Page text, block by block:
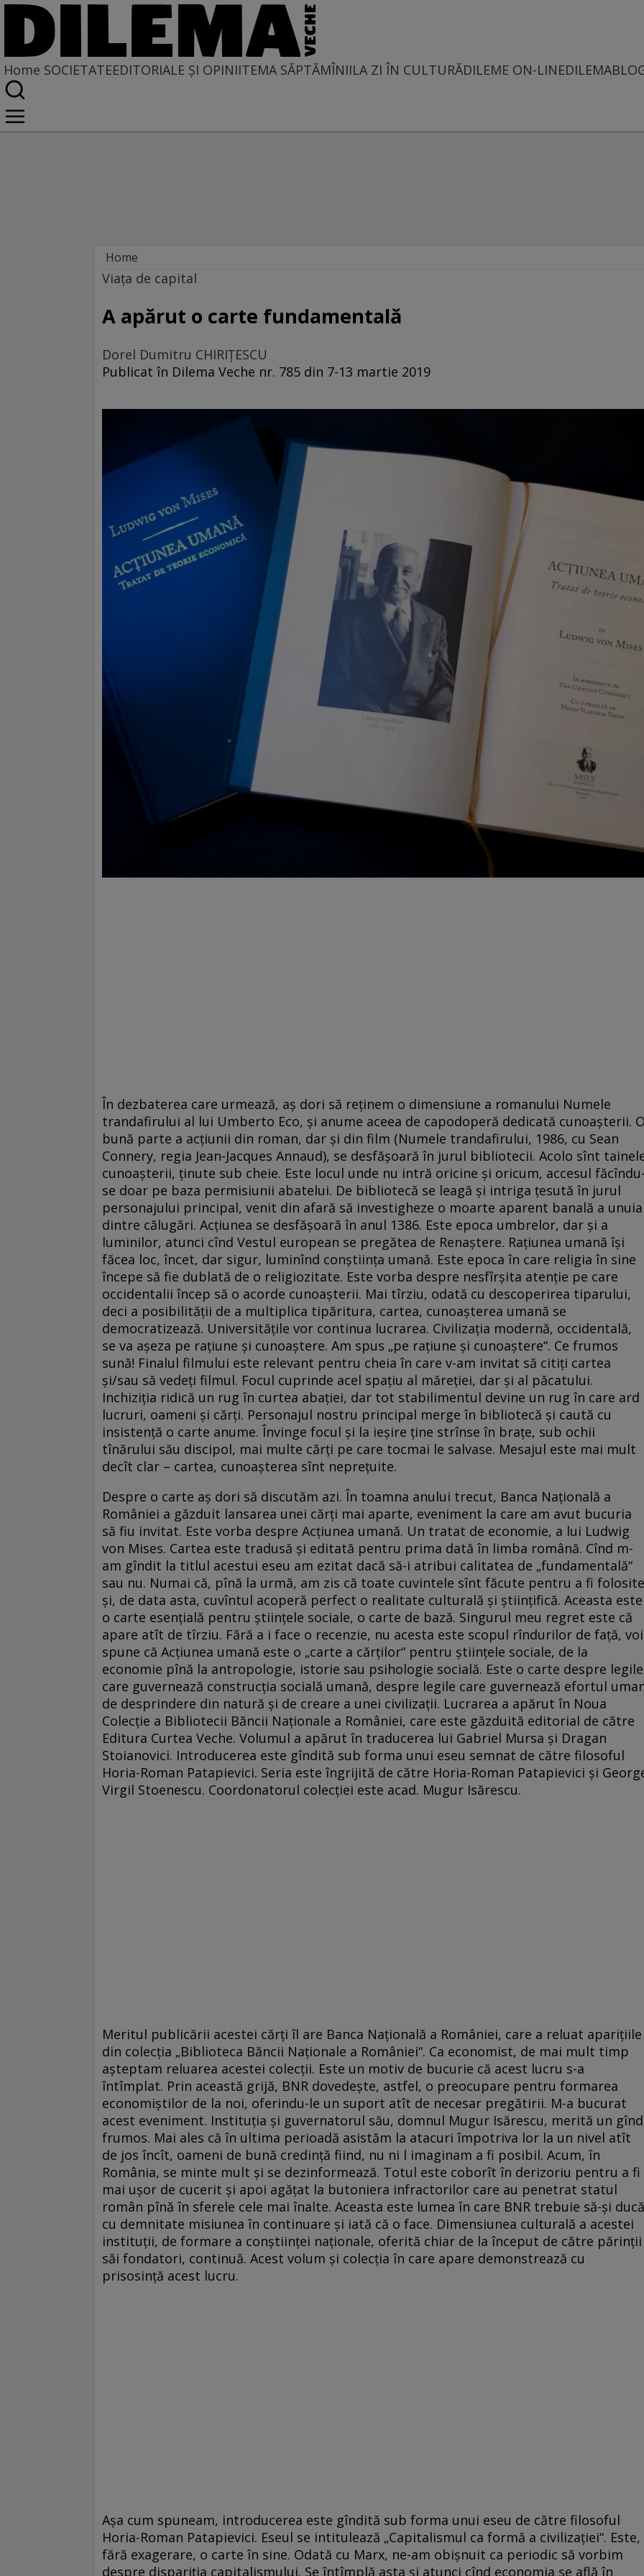
Home SOCIETATEEDITORIALE ȘI OPINIITEMA SĂPTĂMÎNIILA ZI ÎN CULTURĂDILEME ON-LINE
Home
Societate
Viaţa de capital
A apărut o carte fundamentală
Dorel Dumitru CHIRIŢESCU
Publicat în Dilema Veche nr. 785 din 7-13 martie 2019
În dezbaterea care urmează, aș dori să reținem o dimensiune a romanului Numele
trandafirului al lui Umberto Eco, și anume aceea de capodoperă dedicată cunoașterii.
bună parte a acțiunii din roman, dar și din film (Numele trandafirului, 1986, cu Sean
Connery, regia Jean-Jacques Annaud), se desfășoară în jurul bibliotecii. Acolo sînt
cunoașterii, ținute sub cheie. Este locul unde nu intră oricine și oricum, accesul
se doar pe baza permisiunii abatelui. De bibliotecă se leagă și intriga țesută în jurul
personajului principal, venit din afară să investigheze o moarte aparent banală a unuia
dintre călugări. Acțiunea se desfășoară în anul 1386. Este epoca umbrelor, dar și a
luminilor, atunci cînd Vestul european se pregătea de Renaștere. Rațiunea umană își
făcea loc, încet, dar sigur, luminînd conștiința umană. Este epoca în care religia în sine
începe să fie dublată de o religiozitate. Este vorba despre nesfîrșita atenție pe care
occidentalii încep să o acorde cunoașterii. Mai tîrziu, odată cu descoperirea tiparului,
deci a posibilității de a multiplica tipăritura, cartea, cunoașterea umană se
democratizează. Universitățile vor continua lucrarea. Civilizația modernă, occidentală,
se va așeza pe rațiune și cunoaștere. Am spus „pe rațiune și cunoaștere“. Ce frumos
sună! Finalul filmului este relevant pentru cheia în care v-am invitat să citiți cartea
și/sau să vedeți filmul. Focul cuprinde acel spațiu al măreției, dar și al păcatului.
Inchiziția ridică un rug în curtea abației, dar tot stabilimentul devine un rug în care ard
lucruri, oameni și cărți. Personajul nostru principal merge în bibliotecă și caută cu
insistență o carte anume. Învinge focul și la ieșire ține strînse în brațe, sub ochii
tînărului său discipol, mai multe cărți pe care tocmai le salvase. Mesajul este mai mult
decît clar – cartea, cunoașterea sînt neprețuite.
Despre o carte aș dori să discutăm azi. În toamna anului trecut, Banca Națională a
României a găzduit lansarea unei cărți mai aparte, eveniment la care am avut bucuria
să fiu invitat. Este vorba despre Acțiunea umană. Un tratat de economie, a lui Ludwig
von Mises. Cartea este tradusă și editată pentru prima dată în limba română. Cînd m-
am gîndit la titlul acestui eseu am ezitat dacă să-i atribui calitatea de „fundamentală“
sau nu. Numai că, pînă la urmă, am zis că toate cuvintele sînt făcute pentru a fi folosite
și, de data asta, cuvîntul acoperă perfect o realitate culturală și științifică. Aceasta este
o carte esențială pentru științele sociale, o carte de bază. Singurul meu regret este că
apare atît de tîrziu. Fără a i face o recenzie, nu acesta este scopul rîndurilor de față, voi
spune că Acțiunea umană este o „carte a cărților“ pentru științele sociale, de la
economie pînă la antropologie, istorie sau psihologie socială. Este o carte despre legile
care guvernează construcția socială umană, despre legile care guvernează efortul
de desprindere din natură și de creare a unei civilizații. Lucrarea a apărut în Noua
Colecție a Bibliotecii Băncii Naționale a României, care este găzduită editorial de către
Editura Curtea Veche. Volumul a apărut în traducerea lui Gabriel Mursa și Dragan
Stoianovici. Introducerea este gîndită sub forma unui eseu semnat de către filosoful
Horia-Roman Patapievici. Seria este îngrijită de către Horia-Roman Patapievici și
Virgil Stoenescu. Coordonatorul colecției este acad. Mugur Isărescu.
Meritul publicării acestei cărți îl are Banca Națională a României, care a reluat aparițiile
din colecția „Biblioteca Băncii Naționale a României“. Ca economist, de mai mult timp
așteptam reluarea acestei colecții. Este un motiv de bucurie că acest lucru s-a
întîmplat. Prin această grijă, BNR dovedește, astfel, o preocupare pentru formarea
economiștilor de la noi, oferindu-le un suport atît de necesar pregătirii. M-a bucurat
acest eveniment. Instituția și guvernatorul său, domnul Mugur Isărescu, merită un gînd
frumos. Mai ales că în ultima perioadă asistăm la atacuri împotriva lor la un nivel atît
de jos încît, oameni de bună credință fiind, nu ni l imaginam a fi posibil. Acum, în
România, se minte mult și se dezinformează. Totul este coborît în derizoriu pentru a fi
mai ușor de cucerit și apoi agățat la butoniera infractorilor care au penetrat statul
român pînă în sferele cele mai înalte. Aceasta este lumea în care BNR trebuie să-și ducă
cu demnitate misiunea în continuare și iată că o face. Dimensiunea culturală a acestei
instituții, de formare a conștiinței naționale, oferită chiar de la început de către părinții
săi fondatori, continuă. Acest volum și colecția în care apare demonstrează cu
prisosință acest lucru.
Așa cum spuneam, introducerea este gîndită sub forma unui eseu de către filosoful
Horia-Roman Patapievici. Eseul se intitulează „Capitalismul ca formă a civilizației“. Este,
fără exagerare, o carte în sine. Odată cu Marx, ne-am obișnuit ca periodic să vorbim
despre dispariția capitalismului. Se întîmplă asta și atunci cînd economia se află în